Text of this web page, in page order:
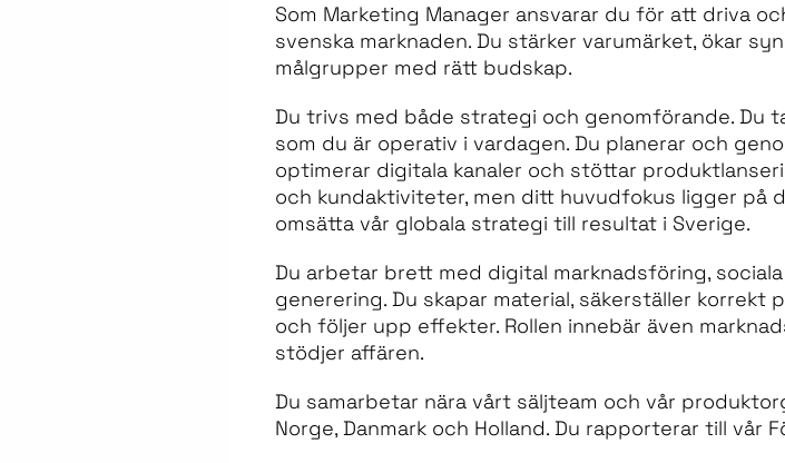
Som Marketing Manager ansvarar du för att driva
svenska marknaden. Du stärker varumärket, ökar
målgrupper med rätt budskap.
Du trivs med både strategi och genomförande. Du
som du är operativ i vardagen. Du planerar och
optimerar digitala kanaler och stöttar
och kundaktiviteter, men ditt huvudfokus ligger på
omsätta vår globala strategi till resultat i Sverige.
Du arbetar brett med digital marknadsföring,
generering. Du skapar material, säkerställer
och följer upp effekter. Rollen innebär även
stödjer affären.
Du samarbetar nära vårt säljteam och vår
Norge, Danmark och Holland. Du rapporterar till vår